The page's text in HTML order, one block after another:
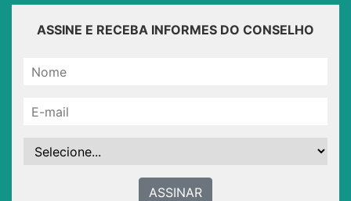
ASSINE E RECEBA INFORMES DO CONSELHO
ASSINAR